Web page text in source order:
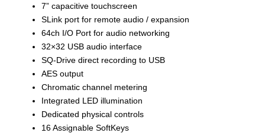
7” capacitive touchscreen
SLink port for remote audio / expansion
64ch I/O Port for audio networking
32×32 USB audio interface
SQ-Drive direct recording to USB
AES output
Chromatic channel metering
Integrated LED illumination
Dedicated physical controls
16 Assignable SoftKeys